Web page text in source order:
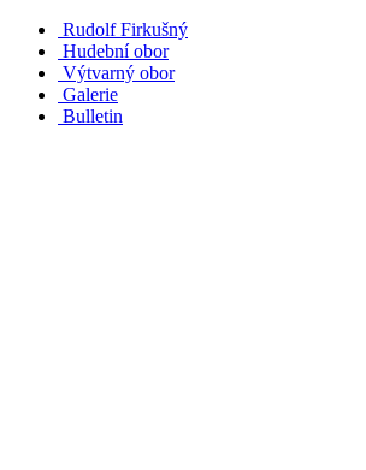
Rudolf Firkušný
Hudební obor
Výtvarný obor
Galerie
Bulletin